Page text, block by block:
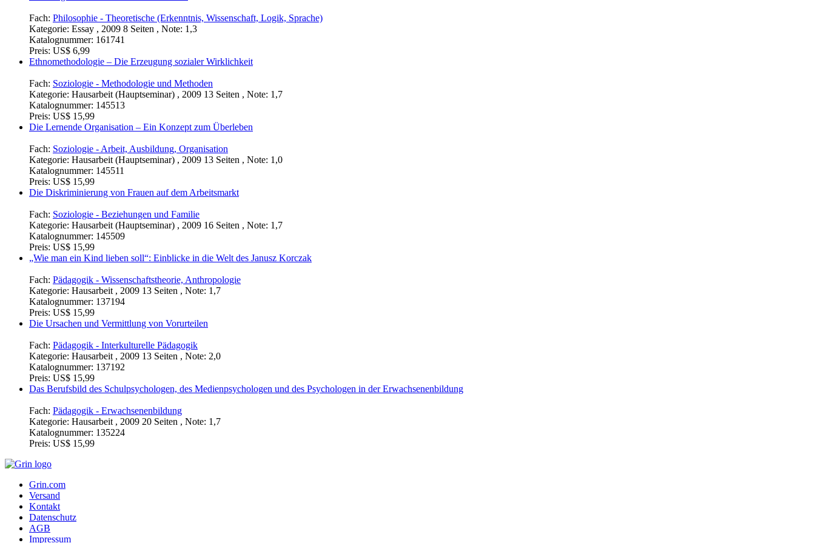
Fach: Philosophie - Theoretische (Erkenntnis, Wissenschaft, Logik, Sprache)
Kategorie: Essay , 2009 8 Seiten , Note: 1,3
Katalognummer: 161741
Preis: US$ 6,99
Ethnomethodologie – Die Erzeugung sozialer Wirklichkeit
Fach: Soziologie - Methodologie und Methoden
Kategorie: Hausarbeit (Hauptseminar) , 2009 13 Seiten , Note: 1,7
Katalognummer: 145513
Preis: US$ 15,99
Die Lernende Organisation – Ein Konzept zum Überleben
Fach: Soziologie - Arbeit, Ausbildung, Organisation
Kategorie: Hausarbeit (Hauptseminar) , 2009 13 Seiten , Note: 1,0
Katalognummer: 145511
Preis: US$ 15,99
Die Diskriminierung von Frauen auf dem Arbeitsmarkt
Fach: Soziologie - Beziehungen und Familie
Kategorie: Hausarbeit (Hauptseminar) , 2009 16 Seiten , Note: 1,7
Katalognummer: 145509
Preis: US$ 15,99
„Wie man ein Kind lieben soll“: Einblicke in die Welt des Janusz Korczak
Fach: Pädagogik - Wissenschaftstheorie, Anthropologie
Kategorie: Hausarbeit , 2009 13 Seiten , Note: 1,7
Katalognummer: 137194
Preis: US$ 15,99
Die Ursachen und Vermittlung von Vorurteilen
Fach: Pädagogik - Interkulturelle Pädagogik
Kategorie: Hausarbeit , 2009 13 Seiten , Note: 2,0
Katalognummer: 137192
Preis: US$ 15,99
Das Berufsbild des Schulpsychologen, des Medienpsychologen und des Psychologen in der Erwachsenenbildung
Fach: Pädagogik - Erwachsenenbildung
Kategorie: Hausarbeit , 2009 20 Seiten , Note: 1,7
Katalognummer: 135224
Preis: US$ 15,99
Grin.com
Versand
Kontakt
Datenschutz
AGB
Impressum